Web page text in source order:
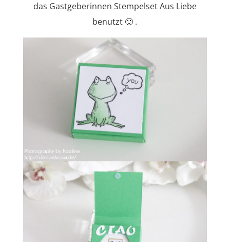
das Gastgeberinnen Stempelset Aus Liebe
benutzt 🙂 .